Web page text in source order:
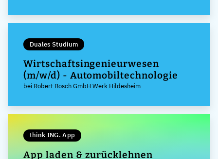
Duales Studium
Wirtschaftsingenieurwesen
(m/w/d) - Automobiltechnologie
bei Robert Bosch GmbH Werk Hildesheim
think ING. App
App laden & zurücklehnen